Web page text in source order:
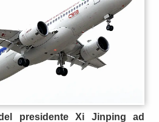
presidente Xi Jinping ad